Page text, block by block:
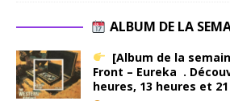
ALBUM DE LA
[Album de la
Front – Eureka .
heures, 13 heures et